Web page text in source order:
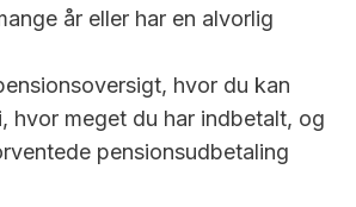
år eller har en alvorlig
hvor du kan
hvor meget du har indbetalt, og
pensionsudbetaling